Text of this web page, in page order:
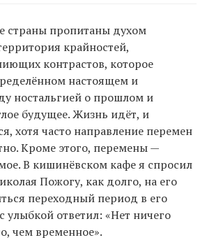
страны пропитаны духом
крайностей,
контрастов, которое
настоящем и
ностальгией о прошлом и
будущее. Жизнь идёт, и
хотя часто направление перемен
Кроме этого, перемены —
В кишинёвском кафе я спросил
Пожогу, как долго, на его
переходный период в его
улыбкой ответил: «Нет ничего
чем временное».